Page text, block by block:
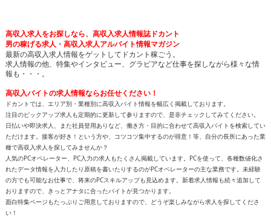
高収入求人をお探しなら、高収入求人情報誌ドカント
男の稼げる求人・高収入求人アルバイト情報マガジン
最新の高収入求人情報をゲットしてドカント稼ごう。
求人情報の他、特集やインタビュー、グラビアなど仕事を探しながら様々な情
報も・・・。
高収入バイトの求人情報ならお任せください！
ドカントでは、エリア別・業種別に高収入バイト情報を幅広く掲載しております。
注目のピックアップ求人も定期的に更新して参りますので、是非チェックしてみてください。
日払いや即決求人、また社員登用ありなど、働き方・目的に合わせて高収入バイトを検索してい
ただけます。接客が好き！という方や、コツコツ集中するのが得意！等、自分の長所にあった業
種で高収入求人を探してみませんか？
人気のPCオペレーター、PC入力の求人もたくさん掲載しています。PCを使って、各種数値化さ
れたデータ情報を入力したり原稿を書いたりするのがPCオペレーターの主な業務です。未経験
の方でも可能なお仕事で、将来のPCスキルアップも見込めます。新着求人情報も続々追加して
おりますので、きっとアナタに合ったバイトが見つかります。
面白特集ページもたっぷりご用意しておりますので、どうぞ楽しみながら求人を探してくださ
い！